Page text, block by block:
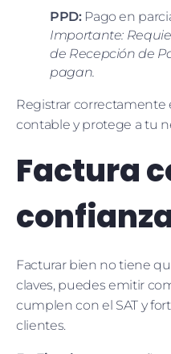
PPD:Pago en
Importante:
de Recepción de
pagan.
Registrar correctamente
contable y protege a tu
Factura
Facturar bien no tiene
claves, puedes emitir
cumplen con el SAT y
clientes.